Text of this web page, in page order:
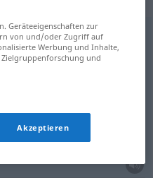
Geräteeigenschaften zur
von und/oder Zugriff auf
Werbung und Inhalte,
und
Akzeptieren